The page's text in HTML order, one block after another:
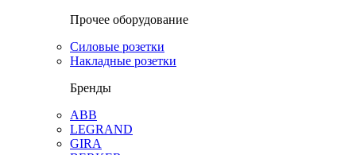
Прочее оборудование
Силовые розетки
Накладные розетки
Бренды
ABB
LEGRAND
GIRA